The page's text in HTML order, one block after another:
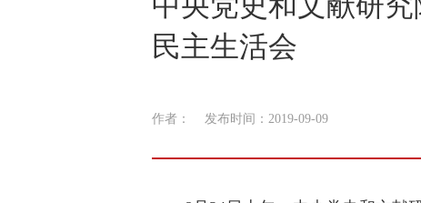
民主生活会
作者： 发布时间：2019-09-09